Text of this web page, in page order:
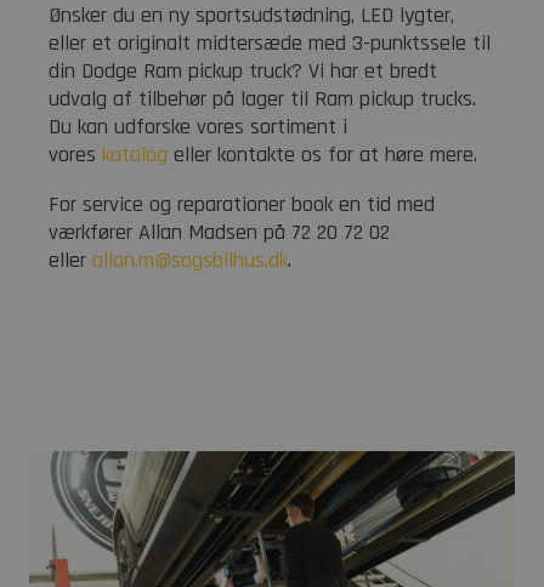
Ønsker du en ny sportsudstødning, LED lygter,
eller et originalt midtersæde med 3-punktssele til
din Dodge Ram pickup truck? Vi har et bredt
udvalg af tilbehør på lager til Ram pickup trucks.
Du kan udforske vores sortiment i
vores katalog eller kontakte os for at høre mere.
For service og reparationer book en tid med
værkfører Allan Madsen på 72 20 72 02
eller allan.m@sogsbilhus.dk.